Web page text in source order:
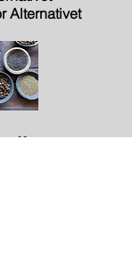
Alternativet